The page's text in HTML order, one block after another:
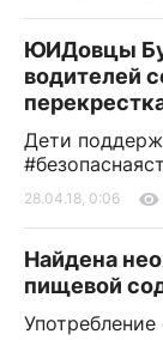
ЮИДовцы
водителей
Дети
28.04.18, 0:06
Найдена
пищевой